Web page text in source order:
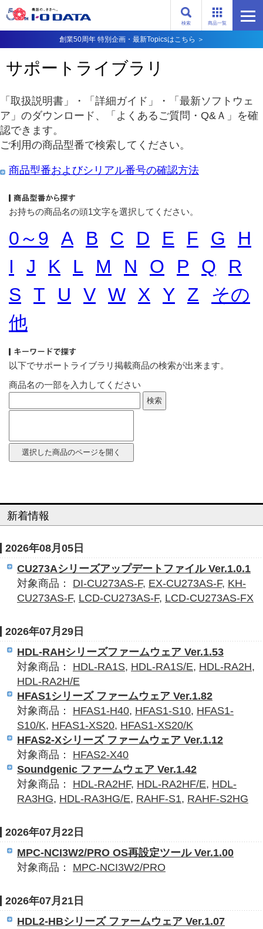
商品一覧
検索
創業50周年 特別企画・最新Topicsはこちら ＞
サポートライブラリ
「取扱説明書」・「詳細ガイド」・「最新ソフトウェ
ア」のダウンロード、「よくあるご質問・Q&Ａ」を確
認できます。
ご利用の商品型番で検索してください。
商品型番およびシリアル番号の確認方法
お持ちの商品名の頭1文字を選択してください。
0～9 A B C D E F G
H
I
J K L M N O P Q
R
S
T U V W X Y Z
その
他
以下でサポートライブラリ掲載商品の検索が出来ます。
商品名の一部を入力してください
新着情報
2026年08月05日
CU273Aシリーズアップデートファイル Ver.1.0.1
対象商品： DI-CU273AS-F, EX-CU273AS-F, KH-
CU273AS-F, LCD-CU273AS-F, LCD-CU273AS-FX
2026年07月29日
HDL-RAHシリーズファームウェア Ver.1.53
対象商品： HDL-RA1S, HDL-RA1S/E, HDL-RA2H,
HDL-RA2H/E
HFAS1シリーズ ファームウェア Ver.1.82
対象商品： HFAS1-H40, HFAS1-S10, HFAS1-
S10/K, HFAS1-XS20, HFAS1-XS20/K
HFAS2-Xシリーズ ファームウェア Ver.1.12
対象商品： HFAS2-X40
Soundgenic ファームウェア Ver.1.42
対象商品： HDL-RA2HF, HDL-RA2HF/E, HDL-
RA3HG, HDL-RA3HG/E, RAHF-S1, RAHF-S2HG
2026年07月22日
MPC-NCI3W2/PRO OS再設定ツール Ver.1.00
対象商品： MPC-NCI3W2/PRO
2026年07月21日
HDL2-HBシリーズ ファームウェア Ver.1.07